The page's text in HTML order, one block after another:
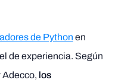
de Python en
de experiencia. Según
Adecco, los